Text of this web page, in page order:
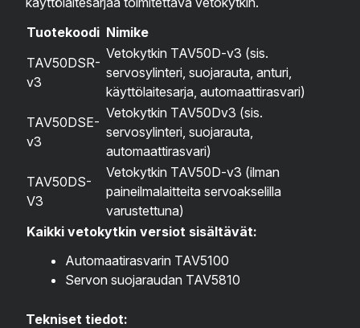
Tuotekoodi Nimike
TAV50DSR-
v3
Vetokytkin TAV50D-v3 (sis.
servosylinteri, suojarauta, anturi,
käyttölaitesarja, automaattirasvari)
TAV50DSE-
v3
Vetokytkin TAV50Dv3 (sis.
servosylinteri, suojarauta,
automaattirasvari)
TAV50DS-
V3
Vetokytkin TAV50D-v3 (ilman
paineilmalaitteita servoakselilla
varustettuna)
Kaikki vetokytkin versiot sisältävät:
Automaatirasvarin TAV5100
Servon suojaraudan TAV5810
Tekniset tiedot: